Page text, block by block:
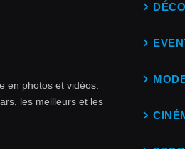
en photos et vidéos.
les meilleurs et les